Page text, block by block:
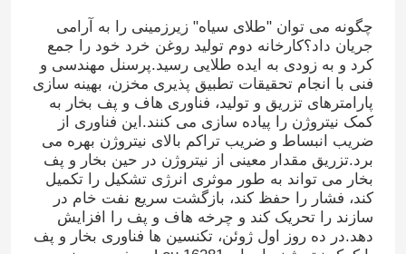
چگونه می توان "طلای سیاه" زیرزمینی را به آرامی
جریان داد؟کارخانه دوم تولید روغن خرد خود را جمع
کرد و به زودی به ایده طلایی رسید.پرسنل مهندسی و
فنی با انجام تحقیقات تطبیق پذیری مخزن، بهینه سازی
پارامترهای تزریق و تولید، فناوری هاف و پف بخار به
کمک نیتروژن را پیاده سازی می کنند.این فناوری از
ضریب انبساط و ضریب تراکم بالای نیتروژن بهره می
برد.تزریق مقدار معینی از نیتروژن در حین بخار و پف
بخار می تواند به طور موثری انرژی تشکیل را تکمیل
کند، فشار را حفظ کند، بازگشت سریع نفت خام در
سازند را تحریک کند و چرخه هاف و پف را افزایش
دهد.در ده روز اول ژوئن، تکنسین ها فناوری بخار و پف